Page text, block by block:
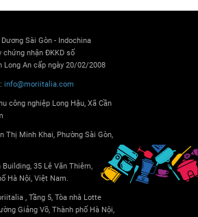
Sài Gòn - Indochina
chứng nhận ĐKKD số
Long An cấp ngày 20/02/2008
info@moriitalia.com
công nghiệp Long Hậu, Xã Cần
Thị Minh Khai, Phường Sài Gòn,
35 Lê Văn Thiêm,
Hà Nội, Việt Nam.
, Tầng 5, Tòa nhà Lotte
Giảng Võ, Thành phố Hà Nội,